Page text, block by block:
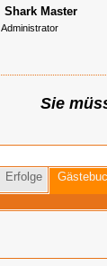
Shark Master
Administrator
Sie
Erfolge